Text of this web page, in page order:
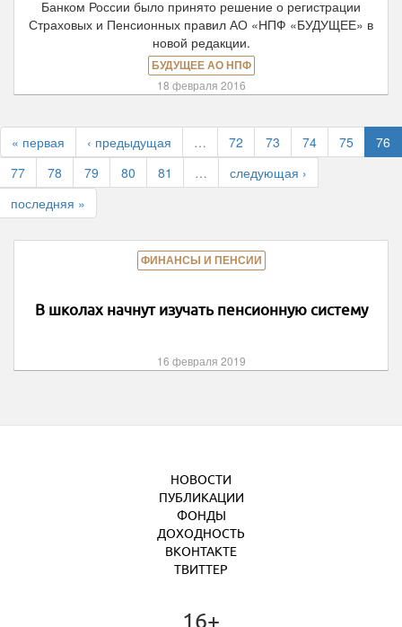
Банком России было принято решение о регистрации
Страховых и Пенсионных правил АО «НПФ «БУДУЩЕЕ» в
новой редакции.
БУДУЩЕЕ АО НПФ
18 февраля 2016
« первая ‹ предыдущая … 72 73 74 75
76
77
78 79 80 81 …
следующая ›
последняя »
ФИНАНСЫ И ПЕНСИИ
В школах начнут изучать пенсионную систему
16 февраля 2019
НОВОСТИ
ПУБЛИКАЦИИ
ФОНДЫ
ДОХОДНОСТЬ
ВКОНТАКТЕ
ТВИТТЕР
16+